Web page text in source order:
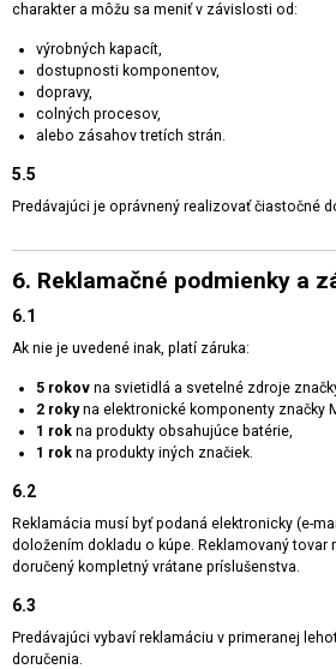
charakter a môžu sa meniť v závislosti od:
výrobných kapacít,
dostupnosti komponentov,
dopravy,
colných procesov,
alebo zásahov tretích strán.
5.5
Predávajúci je oprávnený realizovať čiastočné
6. Reklamačné podmienky a
6.1
Ak nie je uvedené inak, platí záruka:
5 rokov na svietidlá a svetelné zdroje
2 rokyna elektronické komponenty značky
1 rok na produkty obsahujúce batérie,
1 rok na produkty iných značiek.
6.2
Reklamácia musí byť podaná elektronicky (e-
doložením dokladu o kúpe. Reklamovaný tovar
doručený kompletný vrátane príslušenstva.
6.3
Predávajúci vybaví reklamáciu v primeranej
doručenia.